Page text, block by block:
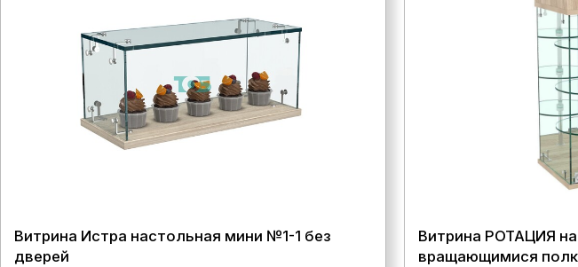
Витрина Истра настольная мини №1-1 без
дверей
Витрина РОТАЦИЯ
вращающимися